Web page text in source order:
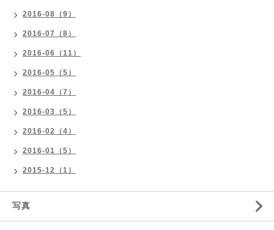
2016-08（9）
2016-07（8）
2016-06（11）
2016-05（5）
2016-04（7）
2016-03（5）
2016-02（4）
2016-01（5）
2015-12（1）
写真